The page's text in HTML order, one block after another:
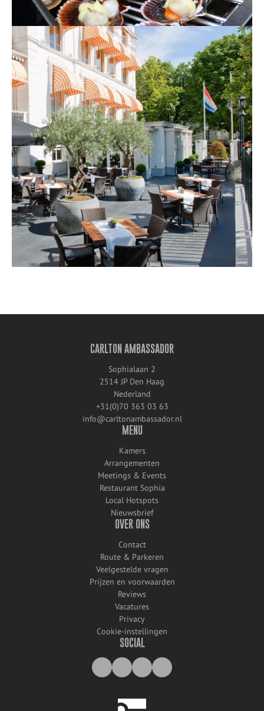
CARLTON AMBASSADOR
Sophialaan 2
2514 JP Den Haag
Nederland
+31(0)70 363 03 63
info@carltonambassador.nl
MENU
Kamers
Arrangementen
Meetings & Events
Restaurant Sophia
Local Hotspots
Nieuwsbrief
OVER ONS
Contact
Route & Parkeren
Veelgestelde vragen
Prijzen en voorwaarden
Reviews
Vacatures
Privacy
Cookie-instellingen
SOCIAL